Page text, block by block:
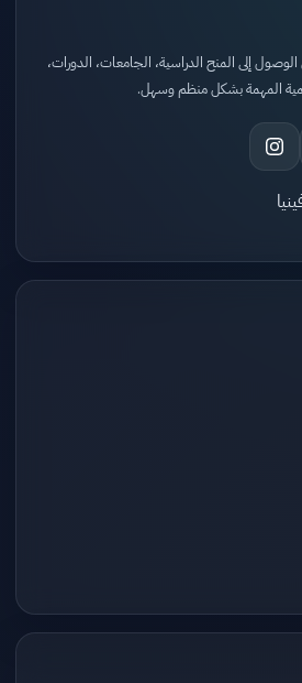
إلى المنح الدراسية، الجامعات، الدورات،
المهمة بشكل منظم وسهل.